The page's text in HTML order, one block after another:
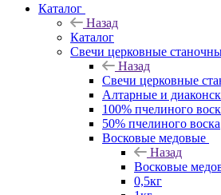
Каталог
Назад
Каталог
Свечи церковные
Назад
Свечи церковные
Алтарные и
100% пчелиного
50% пчелиного воска
Восковые медовые
Назад
Восковые
0,5кг